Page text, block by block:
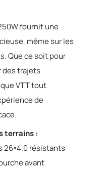
fournit une
même sur les
Que ce soit pour
des trajets
VTT tout
de
terrains :
26×4.0 résistants
avant